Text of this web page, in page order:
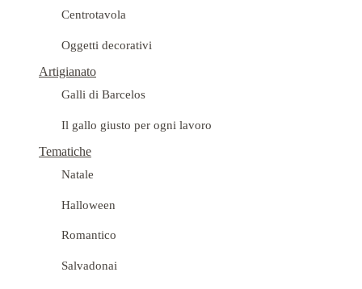
Centrotavola
Oggetti decorativi
Artigianato
Galli di Barcelos
Il gallo giusto per ogni lavoro
Tematiche
Natale
Halloween
Romantico
Salvadonai